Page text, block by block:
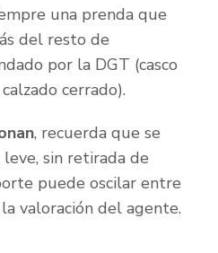
una prenda que
del resto de
por la DGT (casco
cerrado).
, recuerda que se
sin retirada de
puede oscilar entre
valoración del agente.